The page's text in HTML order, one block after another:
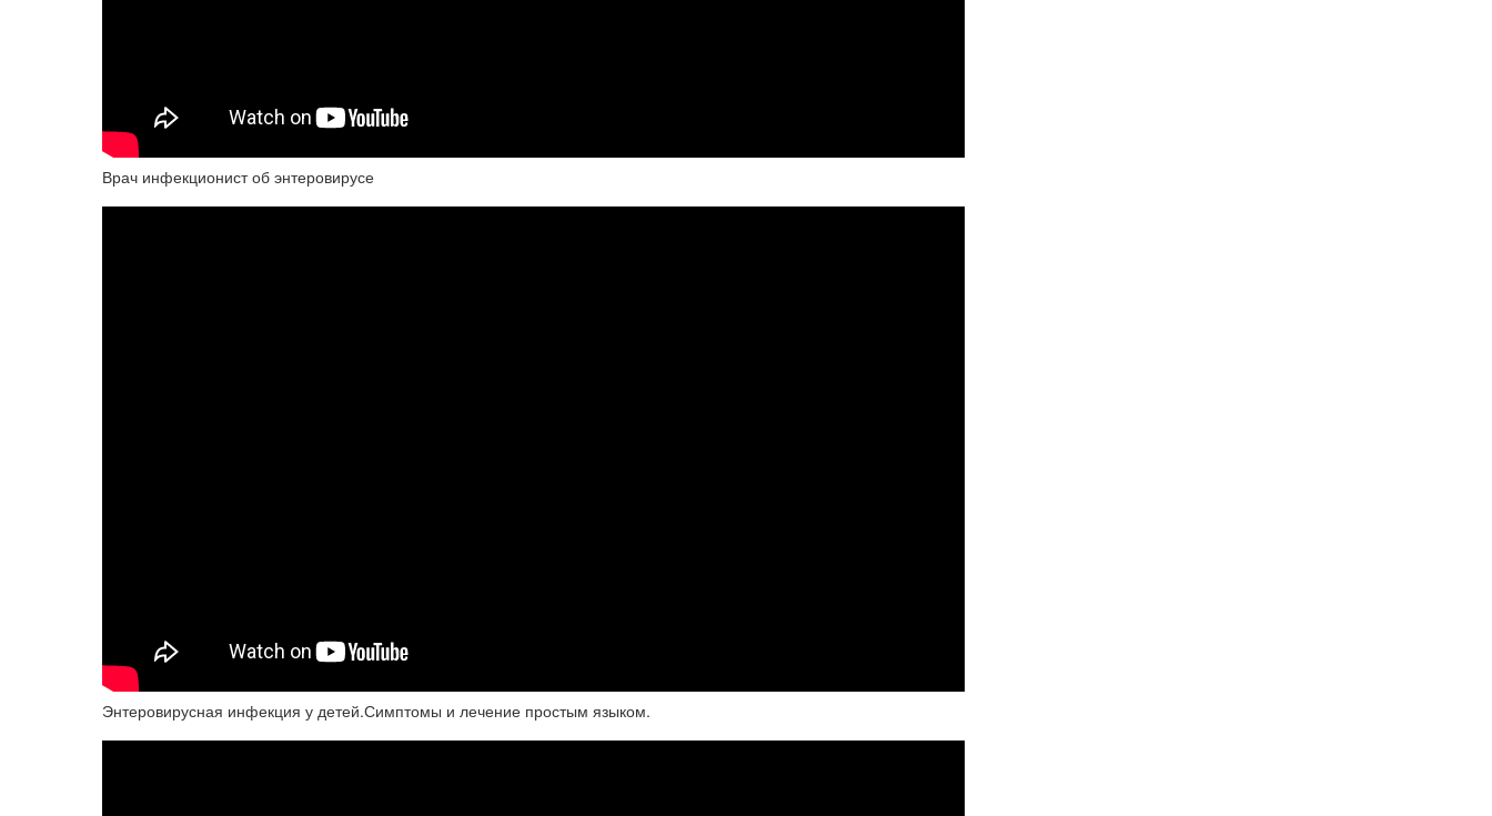
Врач инфекционист об энтеровирусе
Энтеровирусная инфекция у детей.Симптомы и лечение простым языком.